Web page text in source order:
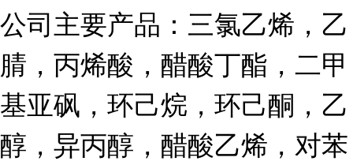
公司主要产品：三氯乙烯，乙
腈，丙烯酸，醋酸丁酯，二甲
基亚砜，环己烷，环己酮，乙
醇，异丙醇，醋酸乙烯，对苯